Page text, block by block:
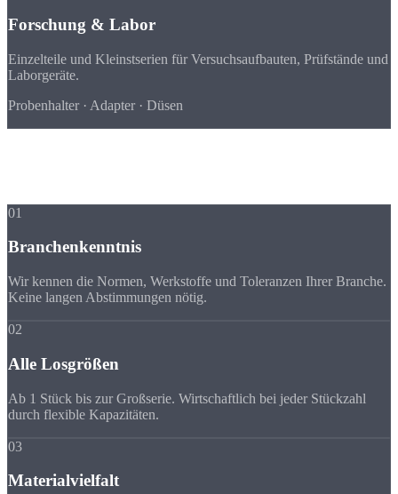
Forschung & Labor
Einzelteile und Kleinstserien für Versuchsaufbauten, Prüfstände und
Laborgeräte.
Probenhalter · Adapter · Düsen
01
Branchenkenntnis
Wir kennen die Normen, Werkstoffe und Toleranzen Ihrer Branche.
Keine langen Abstimmungen nötig.
02
Alle Losgrößen
Ab 1 Stück bis zur Großserie. Wirtschaftlich bei jeder Stückzahl
durch flexible Kapazitäten.
03
Materialvielfalt